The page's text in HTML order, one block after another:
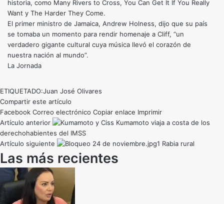
historia, como Many Rivers to Cross, You Can Get It If You Really
Want y The Harder They Come.
El primer ministro de Jamaica, Andrew Holness, dijo que su país
se tomaba un momento para rendir homenaje a Cliff, “un
verdadero gigante cultural cuya música llevó el corazón de
nuestra nación al mundo”.
La Jornada
ETIQUETADO:Juan José Olivares
Compartir este artículo
Facebook Correo electrónico Copiar enlace Imprimir
Artículo anterior
Kumamoto viaja a costa de los
derechohabientes del IMSS
Artículo siguiente
Rabia rural
Las más recientes